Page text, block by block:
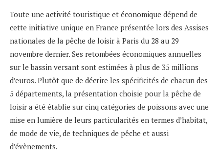
Toute une activité touristique et économique dépend de
cette initiative unique en France présentée lors des Assises
nationales de la pêche de loisir à Paris du 28 au 29
novembre dernier. Ses retombées économiques annuelles
sur le bassin versant sont estimées à plus de 35 millions
d’euros. Plutôt que de décrire les spécificités de chacun des
5 départements, la présentation choisie pour la pêche de
loisir a été établie sur cinq catégories de poissons avec une
mise en lumière de leurs particularités en termes d’habitat,
de mode de vie, de techniques de pêche et aussi
d’évènements.